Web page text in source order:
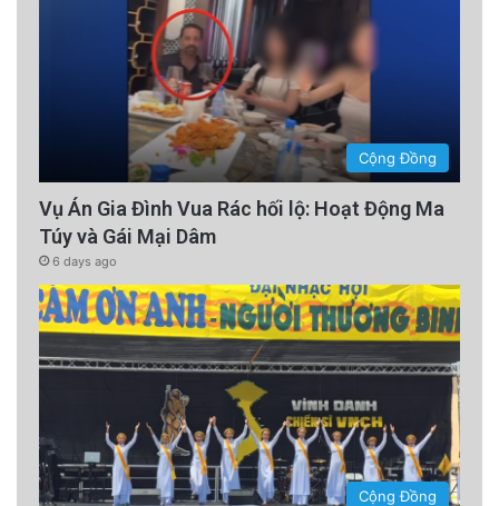
Cộng Đồng
Vụ Án Gia Đình Vua Rác hối lộ: Hoạt Động Ma
Túy và Gái Mại Dâm
6 days ago
Cộng Đồng